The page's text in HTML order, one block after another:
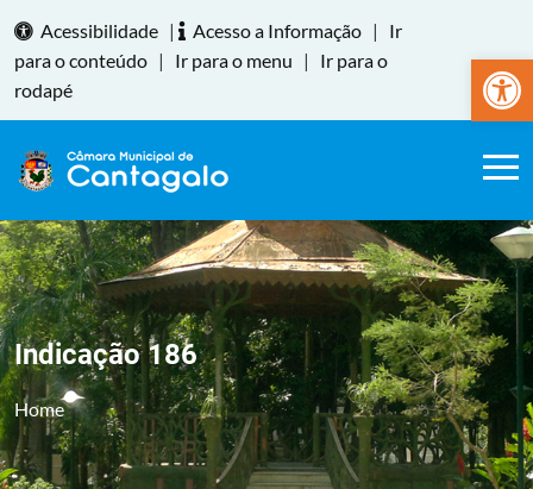
Abrir
Acessibilidade | Acesso a Informação |
Ir
para o conteúdo | Ir para o menu |
Ir para o
rodapé
Indicação 186
Home